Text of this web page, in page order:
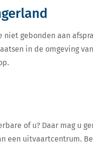
gebonden aan
in de omgeving
of u? Daar mag u
een uitvaartcentrum.